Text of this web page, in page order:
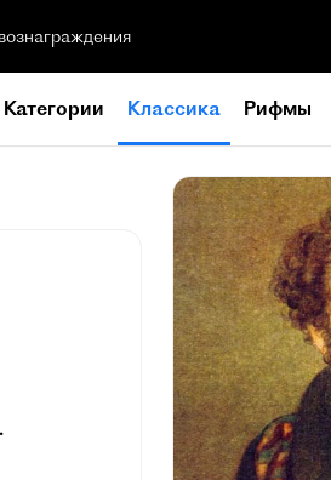
Категории Классика Рифмы